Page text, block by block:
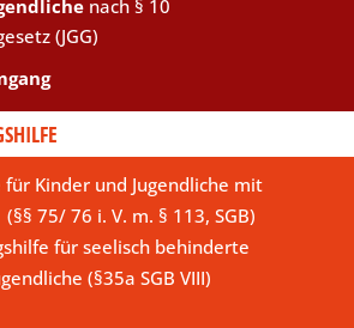
nach § 10
(JGG)
Kinder und Jugendliche mit
75/ 76 i. V. m. § 113, SGB)
für seelisch behinderte
(§35a SGB VIII)